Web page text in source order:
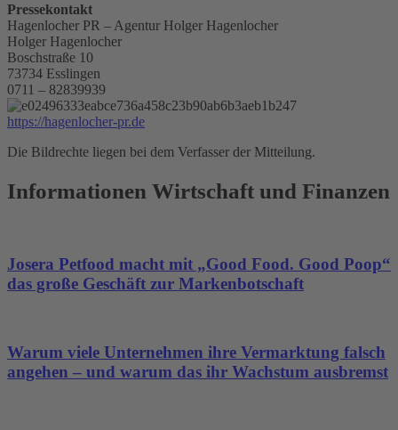
Pressekontakt
Hagenlocher PR – Agentur Holger Hagenlocher
Holger Hagenlocher
Boschstraße 10
73734 Esslingen
0711 – 82839939
https://hagenlocher-pr.de
Die Bildrechte liegen bei dem Verfasser der Mitteilung.
Informationen Wirtschaft und Finanzen
Josera Petfood macht mit „Good Food. Good Poop“
das große Geschäft zur Markenbotschaft
Warum viele Unternehmen ihre Vermarktung falsch
angehen – und warum das ihr Wachstum ausbremst